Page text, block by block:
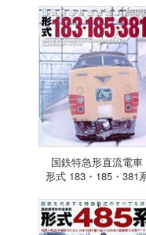
国鉄特急形直流電車
形式 183・185・381